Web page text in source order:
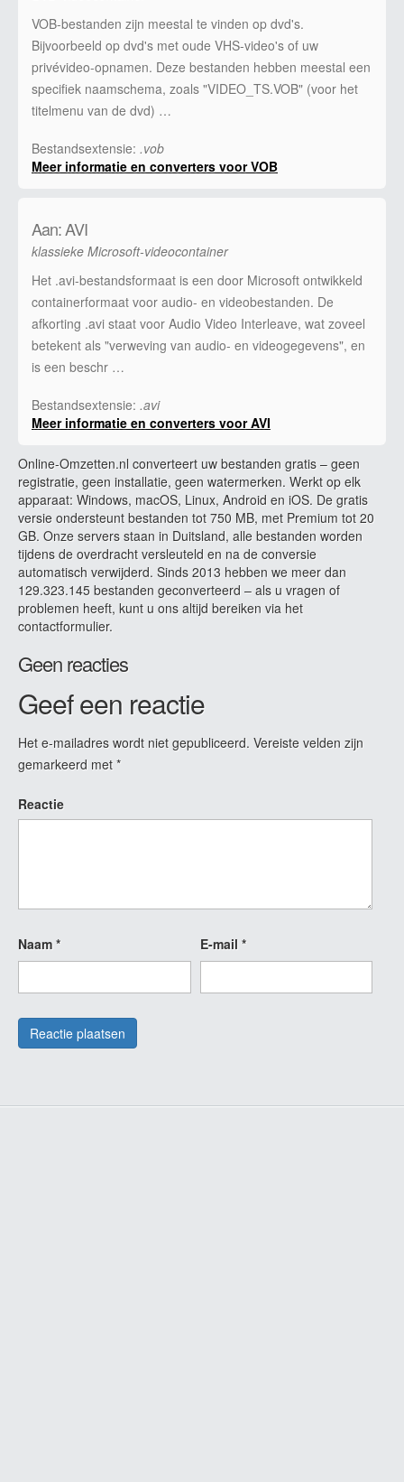
VOB-bestanden zijn meestal te vinden op dvd's.
Bijvoorbeeld op dvd's met oude VHS-video's of uw
privévideo-opnamen. Deze bestanden hebben meestal een
specifiek naamschema, zoals "VIDEO_TS.VOB" (voor het
titelmenu van de dvd) …
Bestandsextensie: .vob
Meer informatie en converters voor VOB
Aan: AVI
klassieke Microsoft-videocontainer
Het .avi-bestandsformaat is een door Microsoft ontwikkeld
containerformaat voor audio- en videobestanden. De
afkorting .avi staat voor Audio Video Interleave, wat zoveel
betekent als "verweving van audio- en videogegevens", en
is een beschr …
Bestandsextensie: .avi
Meer informatie en converters voor AVI
Online-Omzetten.nl converteert uw bestanden gratis – geen
registratie, geen installatie, geen watermerken. Werkt op elk
apparaat: Windows, macOS, Linux, Android en iOS. De gratis
versie ondersteunt bestanden tot 750 MB, met Premium tot 20
GB. Onze servers staan in Duitsland, alle bestanden worden
tijdens de overdracht versleuteld en na de conversie
automatisch verwijderd. Sinds 2013 hebben we meer dan
129.323.145 bestanden geconverteerd – als u vragen of
problemen heeft, kunt u ons altijd bereiken via het
contactformulier.
Geen reacties
Geef een reactie
Het e-mailadres wordt niet gepubliceerd. Vereiste velden zijn
gemarkeerd met *
Reactie
Naam * E-mail *